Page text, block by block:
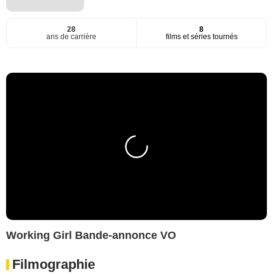
28
ans de carrière
8
films et séries tournés
Working Girl Bande-annonce VO
Filmographie